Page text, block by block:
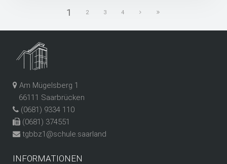
1 2 3 4
Am Mügelsberg 1
66111 Saarbrücken
(0681) 9334 110
(0681) 374551
tgbbz1@schule.saarland
INFORMATIONEN